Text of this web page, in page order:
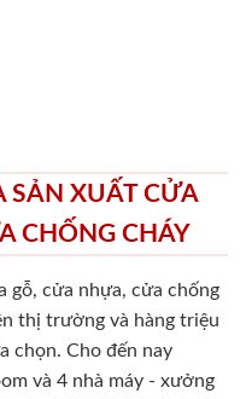
SẢN XUẤT CỬA
CHỐNG CHÁY
gỗ, cửa nhựa, cửa chống
thị trường và hàng triệu
chọn. Cho đến nay
và 4 nhà máy - xưởng